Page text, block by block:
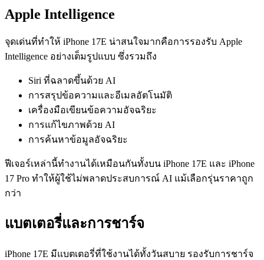
Apple Intelligence
จุดเด่นที่ทำให้ iPhone 17E น่าสนใจมากคือการรองรับ Apple
Intelligence อย่างเต็มรูปแบบ ซึ่งรวมถึง
Siri ที่ฉลาดขึ้นด้วย AI
การสรุปข้อความและอีเมลอัตโนมัติ
เครื่องมือเขียนข้อความอัจฉริยะ
การแก้ไขภาพด้วย AI
การค้นหาข้อมูลอัจฉริยะ
ฟีเจอร์เหล่านี้ทำงานได้เหมือนกันทั้งบน iPhone 17E และ iPhone
17 Pro ทำให้ผู้ใช้ไม่พลาดประสบการณ์ AI แม้เลือกรุ่นราคาถูก
กว่า
แบตเตอรี่และการชาร์จ
iPhone 17E มีแบตเตอรี่ที่ใช้งานได้ทั้งวันสบาย รองรับการชาร์จ